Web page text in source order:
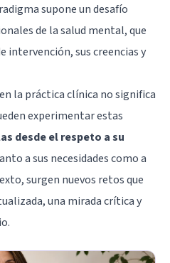
supone un desafío
de la salud mental, que
intervención, sus creencias y
la práctica clínica no significa
experimentar estas
desde el respeto a su
a sus necesidades como a
surgen nuevos retos que
una mirada crítica y